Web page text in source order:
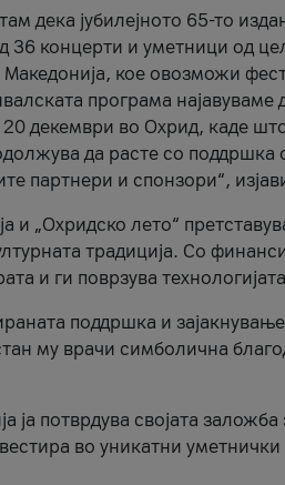
дека јубилејното 65-то
36 концерти и уметници од
кое овозможи
програма најавуваме
декември во Охрид, каде
да расте со поддршка
партнери и спонзори“,
и „Охридско лето“
традиција. Со
и ги поврзува
поддршка и
му врачи симболична
ја потврдува својата
во уникатни